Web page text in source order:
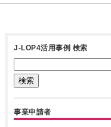
J-LOP4活用事例 検索
事業申請者